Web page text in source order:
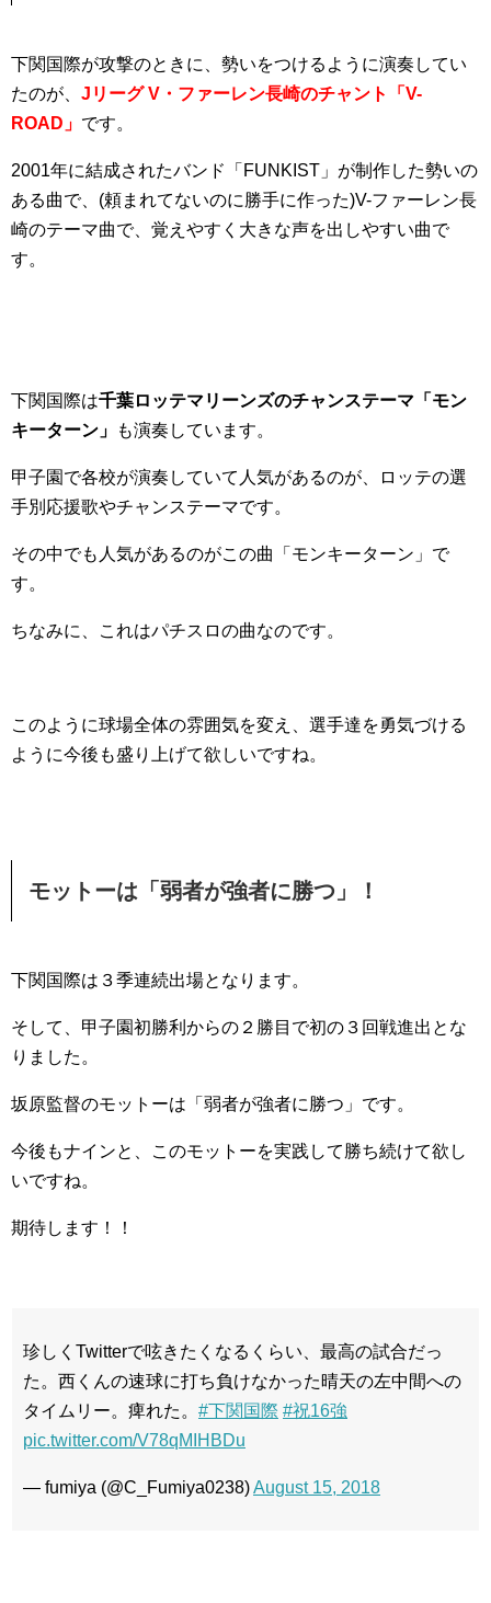
下関国際が攻撃のときに、勢いをつけるように演奏してい
たのが、 Jリーグ V・ファーレン長崎のチャント「V-
ROAD」 です。
2001年に結成されたバンド「FUNKIST」が制作した勢いの
ある曲で、(頼まれてないのに勝手に作った)V-ファーレン長
崎のテーマ曲で、覚えやすく大きな声を出しやすい曲で
す。
下関国際は千葉ロッテマリーンズのチャンステーマ「モン
キーターン」
も演奏しています。
甲子園で各校が演奏していて人気があるのが、ロッテの選
手別応援歌やチャンステーマです。
その中でも人気があるのがこの曲「モンキーターン」で
す。
ちなみに、これはパチスロの曲なのです。
このように球場全体の雰囲気を変え、選手達を勇気づける
ように今後も盛り上げて欲しいですね。
モットーは「弱者が強者に勝つ」！
下関国際は３季連続出場となります。
そして、甲子園初勝利からの２勝目で初の３回戦進出とな
りました。
坂原監督のモットーは「弱者が強者に勝つ」です。
今後もナインと、このモットーを実践して勝ち続けて欲し
いですね。
期待します！！
珍しくTwitterで呟きたくなるくらい、最高の試合だっ
た。西くんの速球に打ち負けなかった晴天の左中間への
タイムリー。痺れた。 #下関国際 #祝16強
pic.twitter.com/V78qMIHBDu
— fumiya (@C_Fumiya0238)August 15, 2018